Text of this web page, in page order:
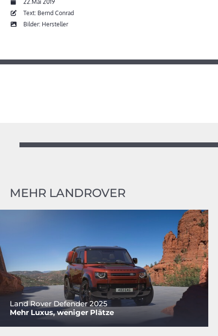
22.Mai 2019
Text: Bernd Conrad
Bilder: Hersteller
MEHR LANDROVER
Land Rover Defender 2025
Mehr Luxus, weniger Plätze